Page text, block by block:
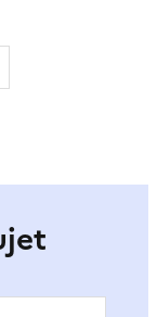
par email